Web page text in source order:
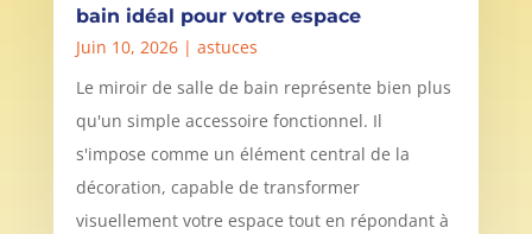
bain idéal pour votre espace
Juin 10, 2026| astuces
Le miroir de salle de bain représente bien plus
qu'un simple accessoire fonctionnel. Il
s'impose comme un élément central de la
décoration, capable de transformer
visuellement votre espace tout en répondant à